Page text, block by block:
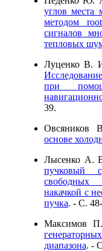
углов места
методом
сигналов
тепловых
Луценко В.
при
39.
Овсяников
основе
Лысенко А.
пучковый
свободных
накачкой с
пучка. - C.
Максимов
диапазона. -